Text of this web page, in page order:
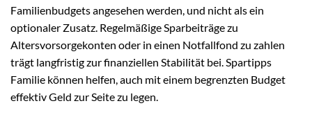
Familienbudgets angesehen werden, und nicht als ein
optionaler Zusatz. Regelmäßige Sparbeiträge zu
Altersvorsorgekonten oder in einen Notfallfond zu zahlen
trägt langfristig zur finanziellen Stabilität bei. Spartipps
Familie können helfen, auch mit einem begrenzten Budget
effektiv Geld zur Seite zu legen.